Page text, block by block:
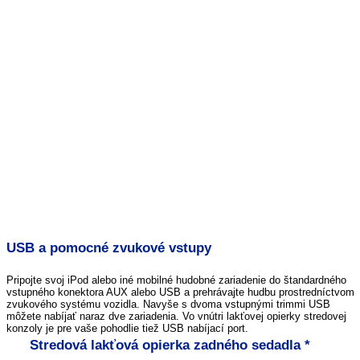
USB a pomocné zvukové vstupy
Pripojte svoj iPod alebo iné mobilné hudobné zariadenie do štandardného
vstupného konektora AUX alebo USB a prehrávajte hudbu prostredníctvom
zvukového systému vozidla. Navyše s dvoma vstupnými trimmi USB
môžete nabíjať naraz dve zariadenia. Vo vnútri lakťovej opierky stredovej
konzoly je pre vaše pohodlie tiež USB nabíjací port.
Stredová lakťová opierka zadného sedadla *